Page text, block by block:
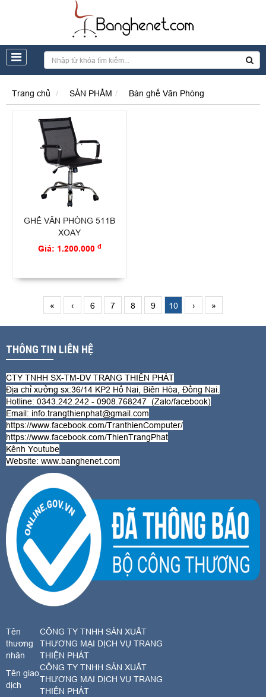
Trang chủ SẢN PHẨM Bàn ghế Văn Phòng
GHẾ VĂN PHÒNG 511B
XOAY
Giá: 1.200.000 đ
« ‹ 6 7 8 9 10 › »
THÔNG TIN LIÊN HỆ
CTY TNHH SX-TM-DV TRANG THIÊN PHÁT
Địa chỉ xưởng sx:36/14 KP2 Hố Nai, Biên Hòa, Đồng Nai.
Hotline: 0343.242.242 - 0908.768247 (Zalo/facebook)
Email: info.trangthienphat@gmail.com
https://www.facebook.com/TranthienComputer/
https://www.facebook.com/ThienTrangPhat
Kênh Youtube
Website: www.banghenet.com
Tên
thương
nhân
CÔNG TY TNHH SẢN XUẤT
THƯƠNG MẠI DỊCH VỤ TRANG
THIỆN PHÁT
Tên giao
dịch
CÔNG TY TNHH SẢN XUẤT
THƯƠNG MẠI DỊCH VỤ TRANG
THIỆN PHÁT